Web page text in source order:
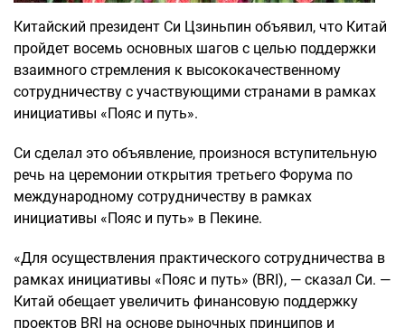
Китайский президент Си Цзиньпин объявил, что Китай
пройдет восемь основных шагов с целью поддержки
взаимного стремления к высококачественному
сотрудничеству с участвующими странами в рамках
инициативы «Пояс и путь».
Си сделал это объявление, произнося вступительную
речь на церемонии открытия третьего Форума по
международному сотрудничеству в рамках
инициативы «Пояс и путь» в Пекине.
«Для осуществления практического сотрудничества в
рамках инициативы «Пояс и путь» (BRI), — сказал Си. —
Китай обещает увеличить финансовую поддержку
проектов BRI на основе рыночных принципов и